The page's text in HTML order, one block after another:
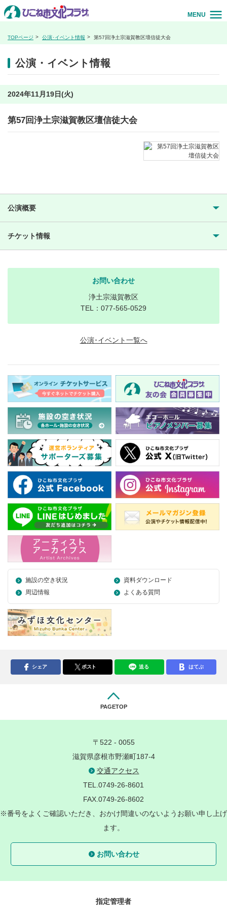
MENU
TOPページ 公演･イベント情報 第57回浄土宗滋賀教区壇信徒大会
公演・イベント情報
2024年11月19日(火)
第57回浄土宗滋賀教区壇信徒大会
公演概要
チケット情報
お問い合わせ
浄土宗滋賀教区
TEL：077-565-0529
公演･イベント一覧へ
施設の空き状況
資料ダウンロード
周辺情報
よくある質問
シェア ポスト 送る はてぶ
PAGETOP
〒522 - 0055
滋賀県彦根市野瀬町187-4
交通アクセス
TEL.0749-26-8601
FAX.0749-26-8602
※番号をよくご確認いただき、おかけ間違いのないようお願い申し上げ
ます。
お問い合わせ
指定管理者